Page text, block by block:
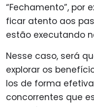
“Fechamento”, por
ficar atento aos
estão executando
Nesse caso, será
explorar os
los de forma
concorrentes que